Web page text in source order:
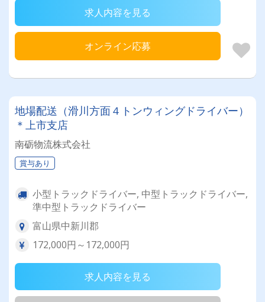
求人内容を見る
オンライン応募
地場配送（滑川方面４トンウィングドライバー）
＊上市支店
南砺物流株式会社
賞与あり
小型トラックドライバー, 中型トラックドライバー,
準中型トラックドライバー
富山県中新川郡
172,000円～172,000円
求人内容を見る